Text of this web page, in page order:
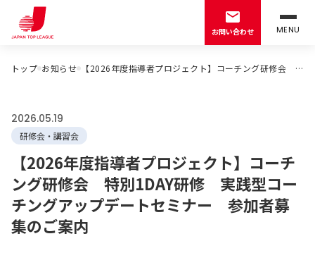
お問い合わせ MENU
トップ お知らせ 【2026年度指導者プロジェクト】コーチング研修会 特別1DAY研修 実践型コーチングアップデートセミナー 参加者募集のご案内
2026.05.19
研修会・講習会
【2026年度指導者プロジェクト】コーチ
ング研修会 特別1DAY研修 実践型コー
チングアップデートセミナー 参加者募
集のご案内